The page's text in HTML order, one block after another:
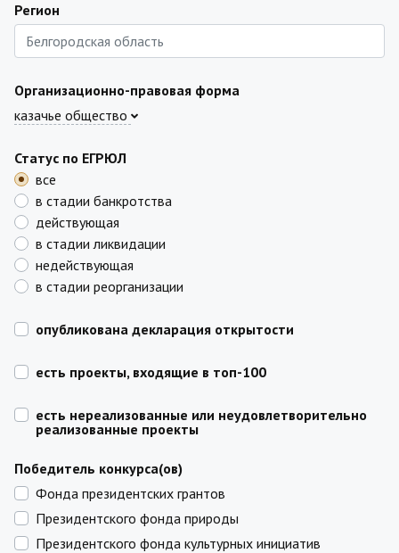
Регион
Организационно-правовая форма
казачье общество
Статус по ЕГРЮЛ
все
в стадии банкротства
действующая
в стадии ликвидации
недействующая
в стадии реорганизации
опубликована декларация открытости
есть проекты, входящие в топ-100
есть нереализованные или неудовлетворительно
реализованные проекты
Победитель конкурса(ов)
Фонда президентских грантов
Президентского фонда природы
Президентского фонда культурных инициатив